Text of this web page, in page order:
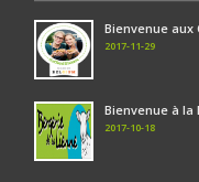
Bienvenue aux
2017-11-29
Bienvenue à la
2017-10-18